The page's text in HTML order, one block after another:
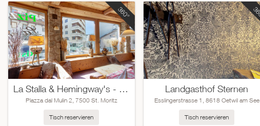
La Stalla & Hemingway's - Ristorante, Pizzeria & Club
Plazza dal Mulin 2, 7500 St. Moritz
Tisch reservieren
Landgasthof Sternen
Esslingerstrasse 1, 8618 Oetwil am See
Tisch reservieren